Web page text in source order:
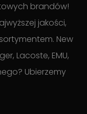
brandów!
jakości,
New
Lacoste, EMU,
Ubierzemy